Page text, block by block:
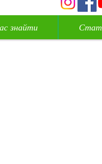
знайти